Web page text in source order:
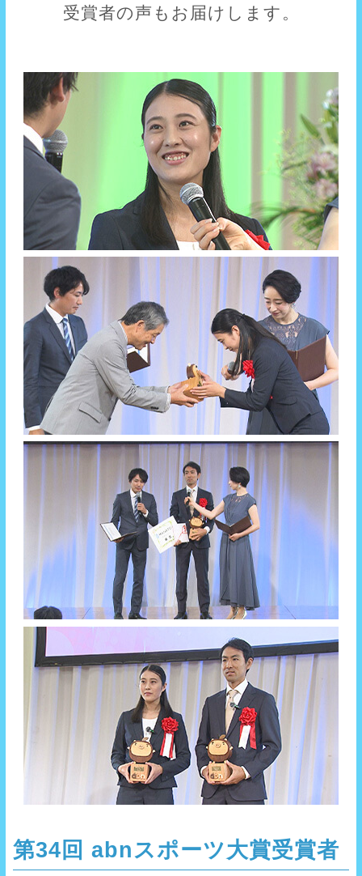
受賞者の声もお届けします。
第34回 abnスポーツ大賞受賞者